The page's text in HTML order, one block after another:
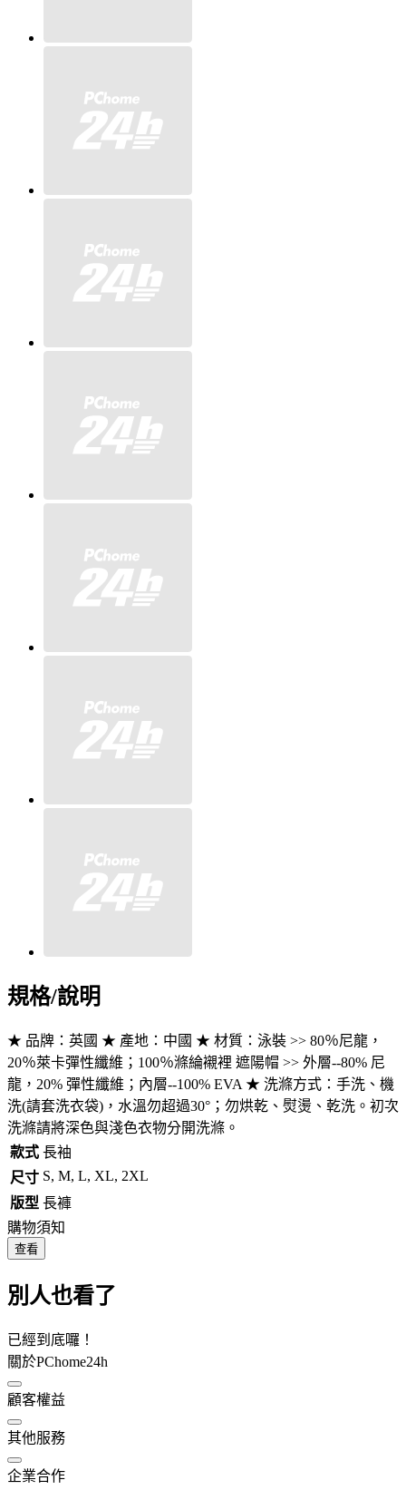
規格/說明
★ 品牌：英國 ★ 產地：中國 ★ 材質：泳裝 >> 80％尼龍，
20％萊卡彈性纖維；100％滌綸襯裡 遮陽帽 >> 外層--80% 尼
龍，20% 彈性纖維；內層--100% EVA ★ 洗滌方式：手洗、機
洗(請套洗衣袋)，水溫勿超過30°；勿烘乾、熨燙、乾洗。初次
洗滌請將深色與淺色衣物分開洗滌。
款式 長袖
尺寸 S, M, L, XL, 2XL
版型 長褲
購物須知
查看
別人也看了
已經到底囉！
關於PChome24h
顧客權益
其他服務
企業合作